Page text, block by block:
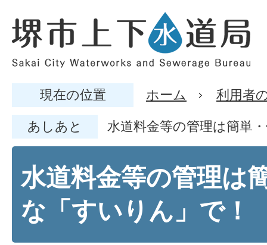
現在の位置 ホーム 利用者
あしあと 水道料金等の管理は簡単
水道料金等の管理は
な「すいりん」で！